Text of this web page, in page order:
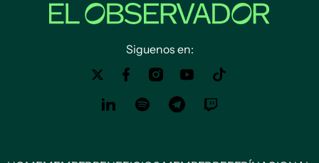
Siguenos en: